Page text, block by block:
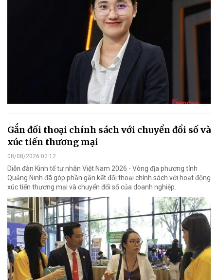
Gắn đối thoại chính sách với chuyển đổi số và
xúc tiến thương mại
08/08/2026 02:12
Diễn đàn Kinh tế tư nhân Việt Nam 2026 - Vòng địa phương tỉnh
Quảng Ninh đã góp phần gắn kết đối thoại chính sách với hoạt động
xúc tiến thương mại và chuyển đổi số của doanh nghiệp.